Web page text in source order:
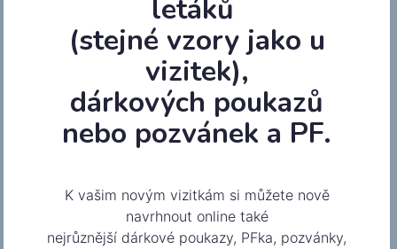
letáků
(stejné vzory jako u
vizitek),
dárkových poukazů
nebo pozvánek a PF.
K vašim novým vizitkám si můžete nově
navrhnout online také
nejrůznější dárkové poukazy, PFka, pozvánky,